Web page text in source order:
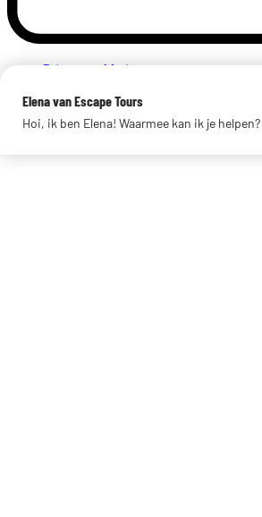
Privacyverklaring
Links
© 2026 Escape Tours
Elena van Escape Tours
Hoi, ik ben Elena! Waarmee kan ik je helpen?